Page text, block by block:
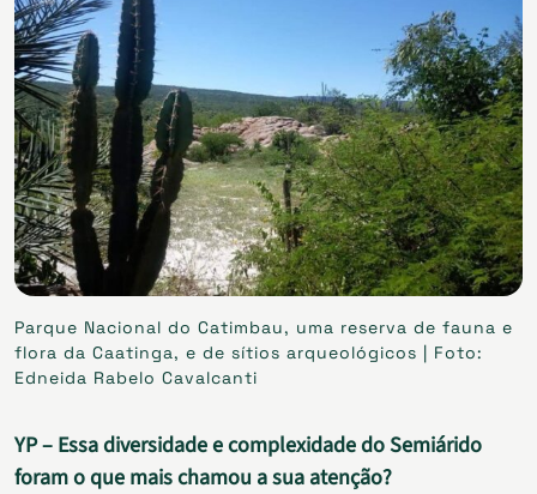
Parque Nacional do Catimbau, uma reserva de fauna e
flora da Caatinga, e de sítios arqueológicos | Foto:
Edneida Rabelo Cavalcanti
YP – Essa diversidade e complexidade do Semiárido
foram o que mais chamou a sua atenção?